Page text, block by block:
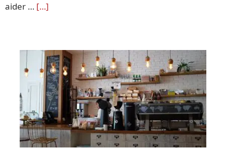
aider … […]